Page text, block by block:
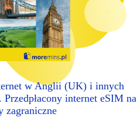
w Anglii (UK) i innych
Przedpłacony internet eSIM na
zagraniczne